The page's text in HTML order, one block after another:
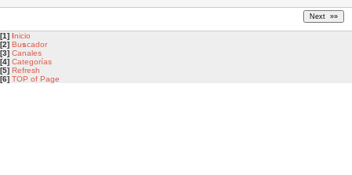
[1] Inicio
[2] Buscador
[3] Canales
[4] Categorías
[5] Refresh
[6] TOP of Page